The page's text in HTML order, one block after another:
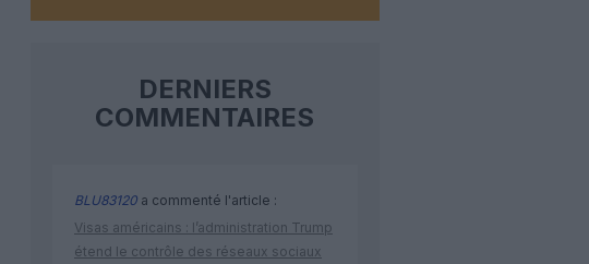
DERNIERS
COMMENTAIRES
BLU83120 a commenté l'article :
Visas américains : l’administration Trump
étend le contrôle des réseaux sociaux